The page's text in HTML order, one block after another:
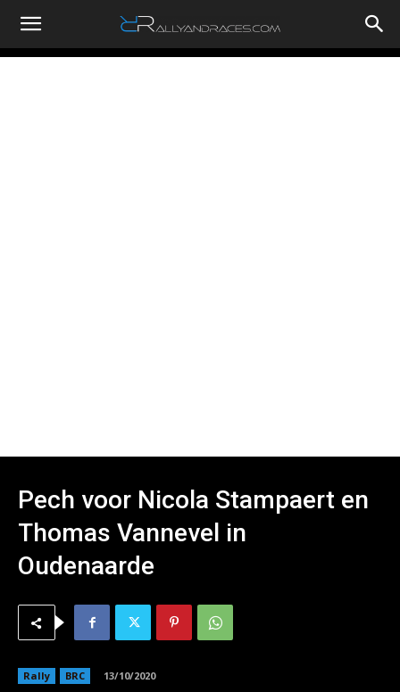
RallyandRaces.com
Pech voor Nicola Stampaert en
Thomas Vannevel in
Oudenaarde
Rally BRC 13/10/2020